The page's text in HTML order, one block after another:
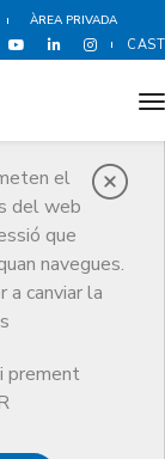
ÀREA PRIVADA
el
del web
que
navegues.
a canviar la
prement
honorífics i la